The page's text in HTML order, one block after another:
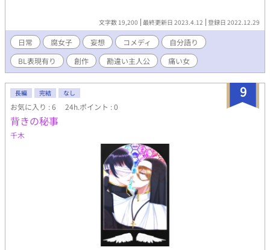
文字数 19,200 最終更新日 2023.4.12 登録日 2022.12.29
日常 腐女子 妄想 コメディ
自分語り
BL表現有り
創作 勘違い主人公 痛い女
9
長編 完結 なし
お気に入り : 6 24h.ポイント : 0
背きの秘事
千木